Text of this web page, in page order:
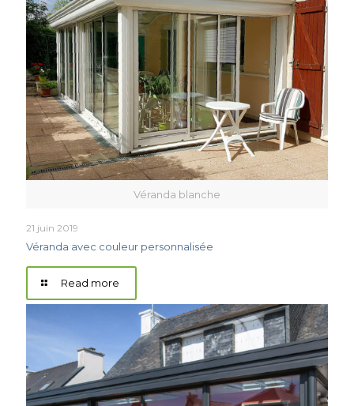
Véranda blanche
21 juin 2019
Véranda avec couleur personnalisée
Read more